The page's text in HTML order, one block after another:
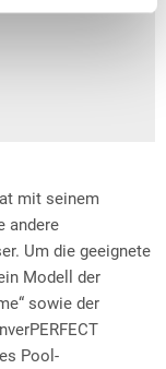
mit seinem
andere
Um die geeignete
Modell der
sowie der
Pool-